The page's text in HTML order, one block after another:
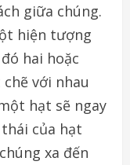
giữa chúng.
hiện tượng
hai hoặc
với nhau
hạt sẽ ngay
của hạt
xa đến